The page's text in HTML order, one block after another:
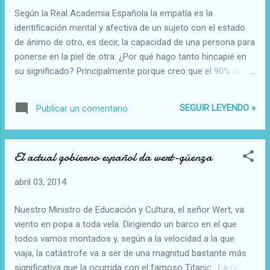
de personas está aumentando, especialmente entre la gente
de mi edad. Gente cuyo único propósito en la vida es saber
qué va a hacer el próximo fin de semana co...
Según la Real Academia Española la empatía es la
identificación mental y afectiva de un sujeto con el estado
de ánimo de otro, es decir, la capacidad de una persona para
ponerse en la piel de otra. ¿Por qué hago tanto hincapié en
su significado? Principalmente porque creo que el 90% de
Hobbes sostenía que el ser humano es egoísta por
naturaleza y estoy muy de acuerdo con él. Esta afirmación
sociedad. ¿Cómo vas a poder ponerte en la piel de otro, si
pensamos que los problemas de los demás no nos
encima preocuparnos por los de los demás, ¿verdad? Sin
embargo, a la hora de criticar sí que nos interesan y nos
importan los problemas ajenos. La capacidad de empatizar
es esencial para poder vivir en ...
Publicar un comentario SEGUIR LEYENDO »
El actual gobierno español da wert-güenza
abril 03, 2014
Nuestro Ministro de Educación y Cultura, el señor Wert, va
viento en popa a toda vela. Dirigiendo un barco en el que
todos vamos montados y, según a la velocidad a la que
viaja, la catástrofe va a ser de una magnitud bastante más
significativa que la ocurrida con el famoso Titanic . La única